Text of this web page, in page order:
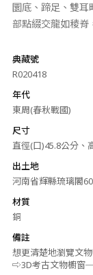
圜底、蹄足、雙耳
部點綴交龍如稜脊
典藏號
R020418
年代
東周(春秋戰國)
尺寸
直徑(口)45.8公分、
出土地
河南省輝縣琉璃閣
材質
銅
備註
想更清楚地瀏覽文物
⇨3D考古文物櫥窗